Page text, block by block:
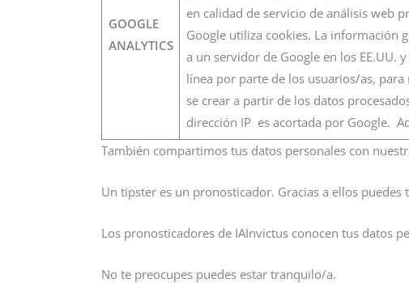
GOOGLE
ANALYTICS
en calidad de servicio de análisis web
Google utiliza cookies. La información
a un servidor de Google en los EE.UU.
línea por parte de los usuarios/as,
se crear a partir de los datos
dirección IP es acortada por Google.
También compartimos tus datos personales con
Un tipster es un pronosticador. Gracias a ellos
Los pronosticadores de IAInvictus conocen tus datos
No te preocupes puedes estar tranquilo/a.